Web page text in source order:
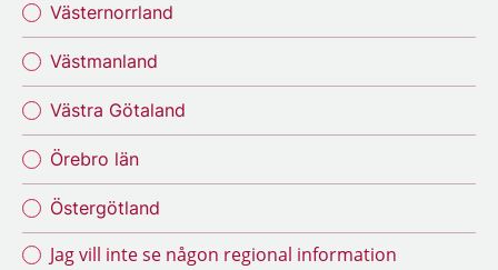
Västernorrland
Västmanland
Västra Götaland
Örebro län
Östergötland
Jag vill inte se någon regional information